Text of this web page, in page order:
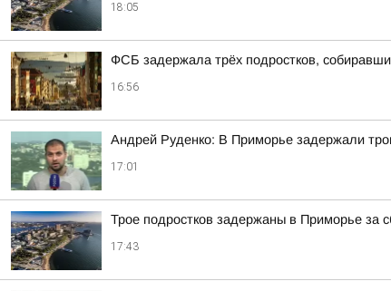
18:05
ФСБ задержала трёх подростков,
16:56
Андрей Руденко: В Приморье задержали
17:01
Трое подростков задержаны в Приморье
17:43